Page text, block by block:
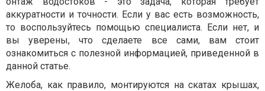
аккуратности и точности. Если у вас есть возможность,
то воспользуйтесь помощью специалиста. Если нет, и
вы уверены, что сделаете все сами, вам стоит
ознакомиться с полезной информацией, приведенной в
данной статье.
Желоба, как правило, монтируются на скатах крышах,